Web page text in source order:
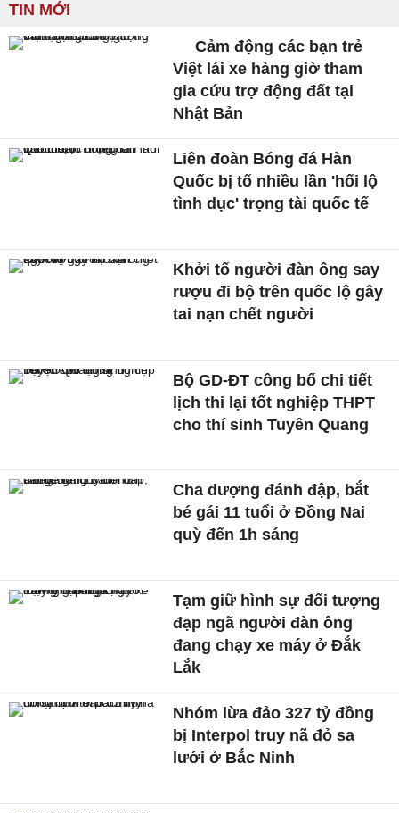
TIN MỚI
Cảm động các bạn trẻ
Việt lái xe hàng giờ tham
gia cứu trợ động đất tại
Nhật Bản
Liên đoàn Bóng đá Hàn
Quốc bị tố nhiều lần 'hối lộ
tình dục' trọng tài quốc tế
Khởi tố người đàn ông say
rượu đi bộ trên quốc lộ gây
tai nạn chết người
Bộ GD-ĐT công bố chi tiết
lịch thi lại tốt nghiệp THPT
cho thí sinh Tuyên Quang
Cha dượng đánh đập, bắt
bé gái 11 tuổi ở Đồng Nai
quỳ đến 1h sáng
Tạm giữ hình sự đối tượng
đạp ngã người đàn ông
đang chạy xe máy ở Đắk
Lắk
Nhóm lừa đảo 327 tỷ đồng
bị Interpol truy nã đỏ sa
lưới ở Bắc Ninh